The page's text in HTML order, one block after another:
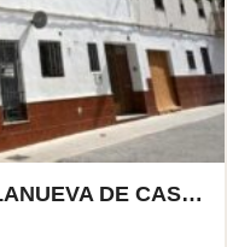
COZY VILLAGE HOUSE VILLANUEVA DE CASTELLÓN